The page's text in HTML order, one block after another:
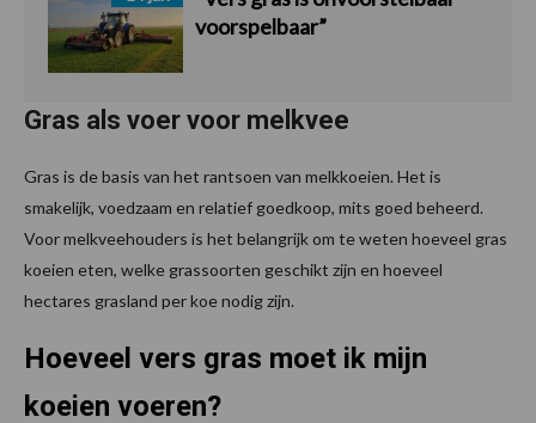
voorspelbaar”
Gras als voer voor melkvee
Gras is de basis van het rantsoen van melkkoeien. Het is
smakelijk, voedzaam en relatief goedkoop, mits goed beheerd.
Voor melkveehouders is het belangrijk om te weten hoeveel gras
koeien eten, welke grassoorten geschikt zijn en hoeveel
hectares grasland per koe nodig zijn.
Hoeveel vers gras moet ik mijn
koeien voeren?